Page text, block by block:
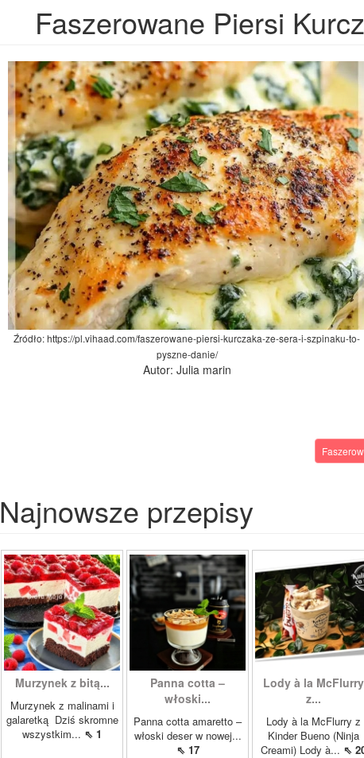
Faszerowane Piersi
Źródło: https://pl.vihaad.com/faszerowane-piersi-kurczaka-ze-sera-i-szpinaku-to-
pyszne-danie/
Autor: Julia marin
Najnowsze przepisy
Murzynek z bitą...
Murzynek z malinami i
galaretką Dziś skromne
wszystkim... ⇖ 1
Panna cotta –
włoski...
Panna cotta amaretto –
włoski deser w nowej...
⇖ 17
Lody à la McFlurry
z...
Lody à la McFlurry z
Kinder Bueno (Ninja
Creami) Lody à... ⇖